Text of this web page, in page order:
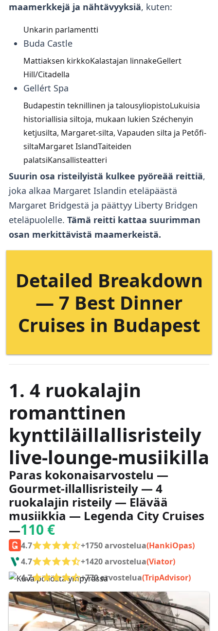
maamerkkejä ja nähtävyyksiä, kuten:
Unkarin parlamentti
Buda Castle
Mattiaksen kirkkoKalastajan linnakeGellert
Hill/Citadella
Gellért Spa
Budapestin teknillinen ja talousyliopistoLukuisia
historiallisia siltoja, mukaan lukien Széchenyin
ketjusilta, Margaret-silta, Vapauden silta ja Petőfi-
siltaMargaret IslandTaiteiden
palatsiKansallisteatteri
Suurin osa risteilyistä kulkee pyöreää reittiä,
joka alkaa Margaret Islandin eteläpäästä
Margaret Bridgestä ja päättyy Liberty Bridgen
eteläpuolelle. Tämä reitti kattaa suurimman
osan merkittävistä maamerkeistä.
Detailed Breakdown
— 7 Best Dinner
Cruises in Budapest
1. 4 ruokalajin
romanttinen
kynttiläillallisristeily
live-lounge-musiikilla
Paras kokonaisarvostelu —
Gourmet-illallisristeily — 4
ruokalajin risteily — Elävää
musiikkia — Legenda City Cruises
—110 €
+1750 arvostelua(HankiOpas)
4.7
+1420 arvostelua(Viator)
4.7
+770 arvostelua(TripAdvisor)
4.7